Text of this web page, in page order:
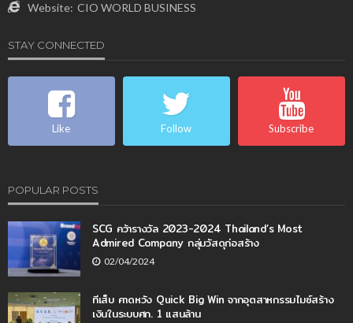
Website: CIO WORLD BUSINESS
STAY CONNECTED
Like Follow Subscribe
POPULAR POSTS
SCG คว้ารางวัล 2023-2024 Thailand’s Most
Admired Company กลุ่มวัสดุก่อสร้าง
02/04/2024
ทีเส็บ คาดหวัง Quick Big Win จากอุตสาหกรรมไมซ์สร้าง
เงินในระบบศก. 1 แสนล้าน